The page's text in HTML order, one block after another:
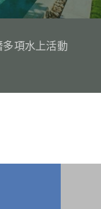
項水上活動